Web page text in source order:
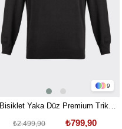
9
Bisiklet Yaka Düz Premium Triko
₺799,90
₺2.499,90